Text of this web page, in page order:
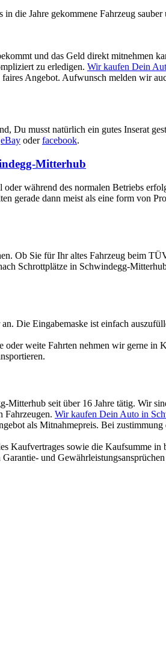
die Jahre gekommene Fahrzeug
und das Geld direkt mitnehmen
zu erledigen. Wir kaufen Dein
faires Angebot. Aufwunsch melden wir
Du musst natürlich ein gutes Inserat
eBay oderfacebook.
Mitterhub
während des normalen Betriebs
gerade dann meist als eine form von
Ob Sie für Ihr altes Fahrzeug beim
Schrottplätze in Schwindegg-
Die Eingabemaske ist einfach
weite Fahrten nehmen wir gerne in
Mitterhub seit über 16 Jahre tätig. Wir
Fahrzeugen. Wir kaufen Dein Auto in
als Mitnahmepreis. Bei
Kaufvertrages sowie die Kaufsumme in
und